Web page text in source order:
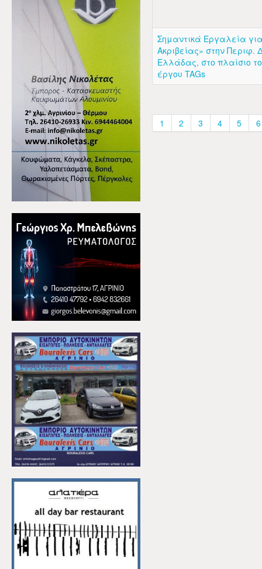
Σημαντικά Εργαλεία
Ακριβείας» στην Περιφ.
Ελλάδας, στο πλαίσιο
έργου TAGs
1 2 3 4 5 6